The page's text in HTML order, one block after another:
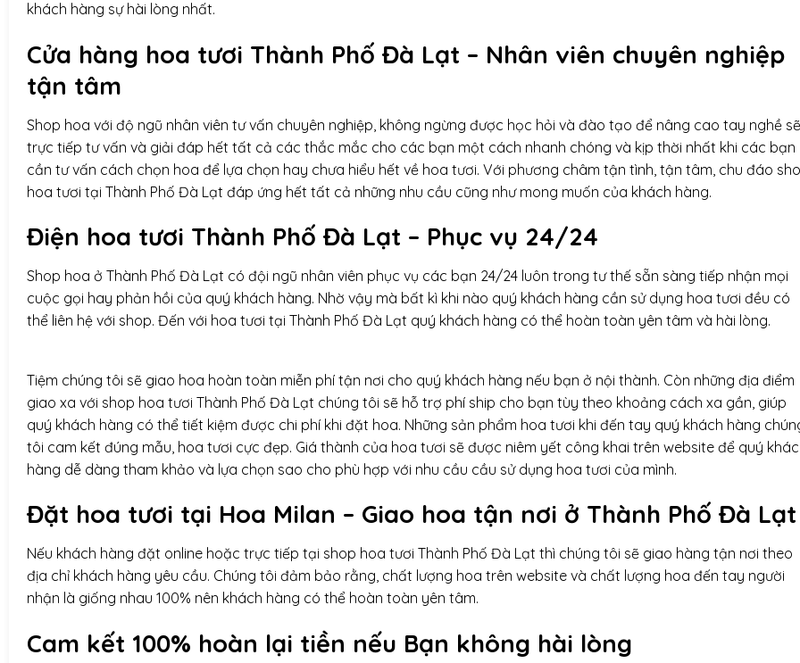
khách hàng sự hài lòng nhất.
Cửa hàng hoa tươi Thành Phố Đà Lạt – Nhân viên chuyên nghiệp
tận tâm
Shop hoa với độ ngũ nhân viên tư vấn chuyên nghiệp, không ngừng được học hỏi và đào tạo để nâng cao tay nghề sẽ
trực tiếp tư vấn và giải đáp hết tất cả các thắc mắc cho các bạn một cách nhanh chóng và kịp thời nhất khi các bạn
cần tư vấn cách chọn hoa để lựa chọn hay chưa hiểu hết về hoa tươi. Với phương châm tận tình, tận tâm, chu đáo
hoa tươi tại Thành Phố Đà Lạt đáp ứng hết tất cả những nhu cầu cũng như mong muốn của khách hàng.
Điện hoa tươi Thành Phố Đà Lạt – Phục vụ 24/24
Shop hoa ở Thành Phố Đà Lạt có đội ngũ nhân viên phục vụ các bạn 24/24 luôn trong tư thế sẵn sàng tiếp nhận mọi
cuộc gọi hay phản hồi của quý khách hàng. Nhờ vậy mà bất kì khi nào quý khách hàng cần sử dụng hoa tươi đều có
thể liên hệ với shop. Đến với hoa tươi tại Thành Phố Đà Lạt quý khách hàng có thể hoàn toàn yên tâm và hài lòng.
Tiệm chúng tôi sẽ giao hoa hoàn toàn miễn phí tận nơi cho quý khách hàng nếu bạn ở nội thành. Còn những địa điểm
giao xa với shop hoa tươi Thành Phố Đà Lạt chúng tôi sẽ hỗ trợ phí ship cho bạn tùy theo khoảng cách xa gần, giúp
quý khách hàng có thể tiết kiệm được chi phí khi đặt hoa. Những sản phẩm hoa tươi khi đến tay quý khách hàng
tôi cam kết đúng mẫu, hoa tươi cực đẹp. Giá thành của hoa tươi sẽ được niêm yết công khai trên website để quý
hàng dễ dàng tham khảo và lựa chọn sao cho phù hợp với nhu cầu cầu sử dụng hoa tươi của mình.
Đặt hoa tươi tại Hoa Milan – Giao hoa tận nơi ở Thành Phố Đà Lạt
Nếu khách hàng đặt online hoặc trực tiếp tại shop hoa tươi Thành Phố Đà Lạt thì chúng tôi sẽ giao hàng tận nơi theo
địa chỉ khách hàng yêu cầu. Chúng tôi đảm bảo rằng, chất lượng hoa trên website và chất lượng hoa đến tay người
nhận là giống nhau 100% nên khách hàng có thể hoàn toàn yên tâm.
Cam kết 100% hoàn lại tiền nếu Bạn không hài lòng